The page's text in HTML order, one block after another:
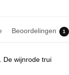
Beoordelingen 1
De wijnrode trui